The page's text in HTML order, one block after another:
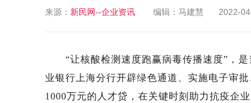
来源： 新民网--企业资讯 编辑：马建慧 2022-
“让核酸检测速度跑赢病毒传播速度”，是
业银行上海分行开辟绿色通道、实施电子审
1000万元的人才贷，在关键时刻助力抗疫企